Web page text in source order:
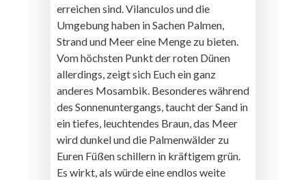
erreichen sind. Vilanculos und die
Umgebung haben in Sachen Palmen,
Strand und Meer eine Menge zu bieten.
Vom höchsten Punkt der roten Dünen
allerdings, zeigt sich Euch ein ganz
anderes Mosambik. Besonderes während
des Sonnenuntergangs, taucht der Sand in
ein tiefes, leuchtendes Braun, das Meer
wird dunkel und die Palmenwälder zu
Euren Füßen schillern in kräftigem grün.
Es wirkt, als würde eine endlos weite